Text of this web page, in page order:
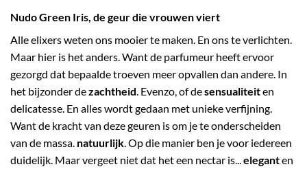
Nudo Green Iris, de geur die vrouwen viert
Alle elixers weten ons mooier te maken. En ons te verlichten.
Maar hier is het anders. Want de parfumeur heeft ervoor
gezorgd dat bepaalde troeven meer opvallen dan andere. In
het bijzonder dezachtheid . Evenzo, of desensualiteiten
delicatesse. En alles wordt gedaan met unieke verfijning.
Want de kracht van deze geuren is om je te onderscheiden
van de massa. natuurlijk . Op die manier ben je voor iedereen
duidelijk. Maar vergeet niet dat het een nectar is... eleganten